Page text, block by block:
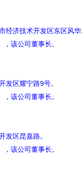
济技术开发区东区风华
，该公司董事长。
发区耀宁路9号。
，该公司董事长。
区昆嘉路。
，该公司董事长。